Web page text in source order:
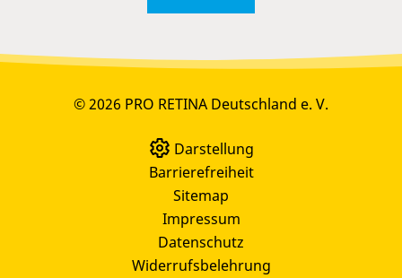
© 2026 PRO RETINA Deutschland e. V.
Darstellung
Barrierefreiheit
Sitemap
Impressum
Datenschutz
Widerrufsbelehrung